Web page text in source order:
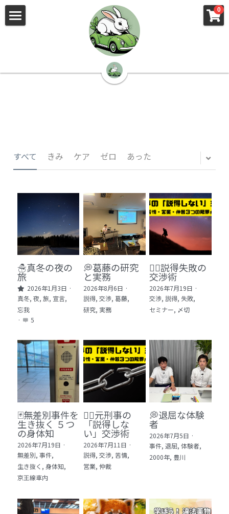
0
🌳株式会社 kibi🦉（トップ）
📰kibi log（ブログ）
🏢会社概要・プライバシーポリシー・プロフィ
📸Who am I?（プロフィール）
🏙️社員が防ぐ不正と犯罪
🙌自傷・他害・パニックは防げますか？
🏫社会福祉法人ぐらんま
🛒Learn More!（商品）
❓FAQ
📮ASK（無料読者登録 or 無料お問い合わせ）
📚 100冊の「本は飲み物」index
1 クレーム・犯罪・説得交渉 23冊
2 発達障害・精神疾患・ケア 29冊
3 身体知・非言語・情動 13冊
4 創作・芸術・神秘 30冊
5 教育・マネジメント・学修 20冊
6 セールス・マーケティング・ビジネスモデ
ル 21冊
ログイン/ 登録
検索
日本語
日本語
すべて きみ ケア ゼロ あった
☃️真冬の夜の
旅
2026年1月3日 ·
真冬, 夜, 旅, 宣言,
忘我
·
5
💭葛藤の研究
と実務
2026年8月6日 ·
説得, 交渉, 葛藤,
研究, 実務
🕵️‍♂️説得失敗の
交渉術
2026年7月19日 ·
交渉, 説得, 失敗,
セミナー, 〆切
🃏無差別事件を
生き抜く ５つ
の身体知
2026年7月19日 ·
無差別, 事件,
生き抜く, 身体知,
京王線車内
🙅‍♂️元刑事の
「説得しな
い」交渉術
2026年7月11日 ·
説得, 交渉, 苦情,
営業, 仲裁
💭退屈な体験
者
2026年7月5日 ·
事件, 退屈, 体験者,
2000年, 豊川
×
ストアカテゴリー
すべてのカテゴリー
×
ブログカテゴリー